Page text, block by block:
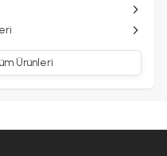
Ürünleri